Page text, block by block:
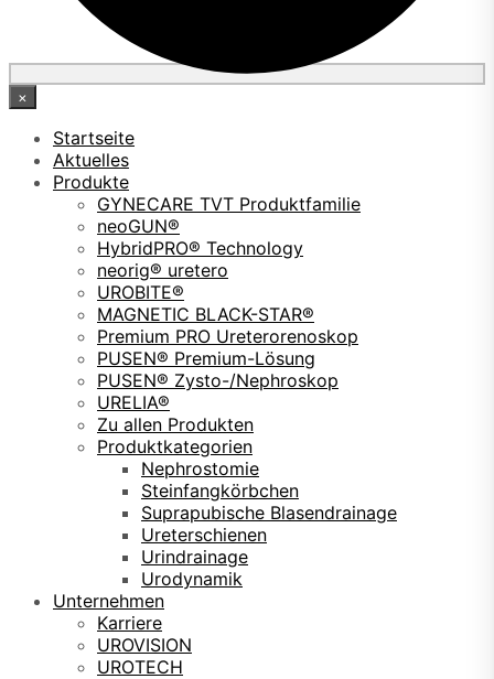
×
Startseite
Aktuelles
Produkte
GYNECARE TVT Produktfamilie
neoGUN®
HybridPRO® Technology
neorig® uretero
UROBITE®
MAGNETIC BLACK-STAR®
Premium PRO Ureterorenoskop
PUSEN® Premium-Lösung
PUSEN® Zysto-/Nephroskop
URELIA®
Zu allen Produkten
Produktkategorien
Nephrostomie
Steinfangkörbchen
Suprapubische Blasendrainage
Ureterschienen
Urindrainage
Urodynamik
Unternehmen
Karriere
UROVISION
UROTECH